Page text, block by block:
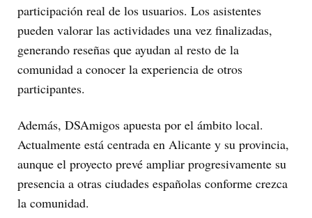
participación real de los usuarios. Los asistentes
pueden valorar las actividades una vez finalizadas,
generando reseñas que ayudan al resto de la
comunidad a conocer la experiencia de otros
participantes.
Además, DSAmigos apuesta por el ámbito local.
Actualmente está centrada en Alicante y su provincia,
aunque el proyecto prevé ampliar progresivamente su
presencia a otras ciudades españolas conforme crezca
la comunidad.